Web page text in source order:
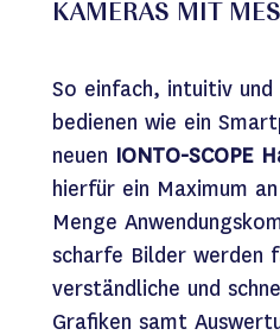
KAMERAS MIT
So einfach, intuitiv und
bedienen wie ein
neuen IONTO-SCOPE
hierfür ein Maximum
Menge
scharfe Bilder werden
verständliche und
Grafiken samt